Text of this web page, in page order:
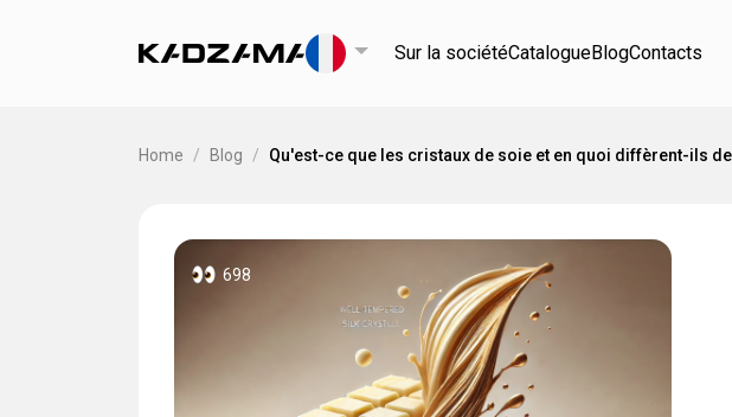
Sur la sociétéCatalogueBlogContacts
Home / Blog / Qu'est-ce que les cristaux de soie et en quoi diffèrent-ils
698